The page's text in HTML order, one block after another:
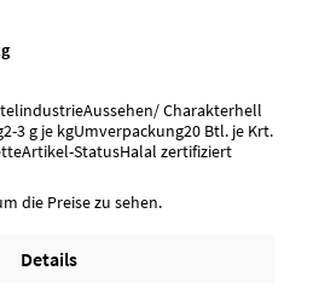
Charakterhell
3 g je kgUmverpackung20 Btl. je Krt.
StatusHalal zertifiziert
die Preise zu sehen.
Details